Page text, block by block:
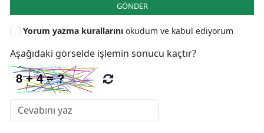
GÖNDER
Yorum yazma kurallarını okudum ve kabul ediyorum
Aşağıdaki görselde işlemin sonucu kaçtır?